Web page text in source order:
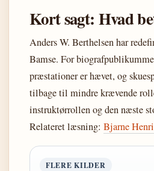
Kort sagt: Hvad
Anders W. Berthelsen har
Bamse. For
præstationer er hævet, og
tilbage til mindre krævende
instruktørrollen og den næste
Relateret læsning: Bjarne
FLERE KILDER